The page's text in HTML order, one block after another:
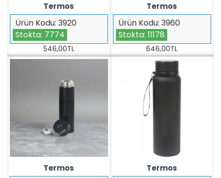
Ürün Kodu: 3920
Stokta: 7774
Termos
546,00TL
Ürün Kodu: 3960
Stokta: 11178
Termos
646,00TL
Termos Termos